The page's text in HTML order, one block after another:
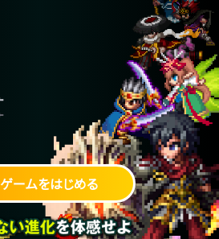
ゲームをはじめる